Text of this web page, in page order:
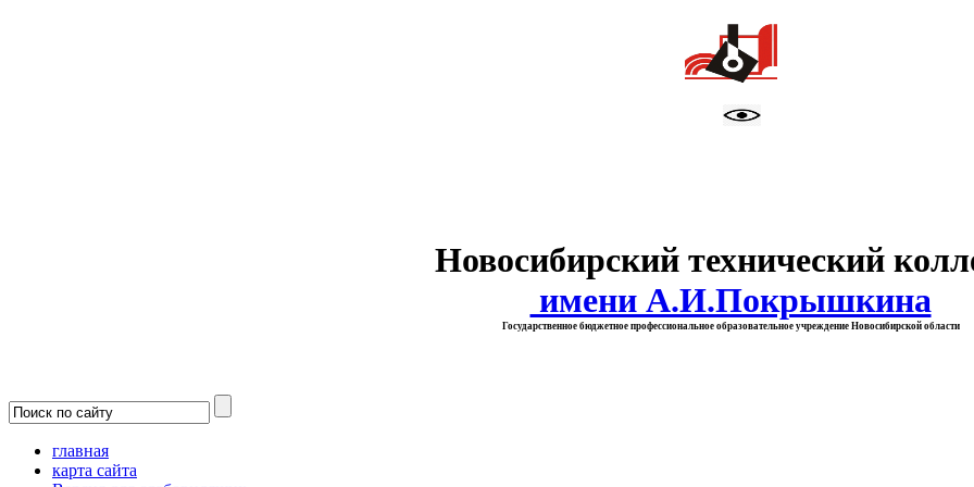
Новосибирский технический
имени А.И.Покрышкина
Государственное бюджетное профессиональное образовательное учреждение Новосибирской области
главная
карта сайта